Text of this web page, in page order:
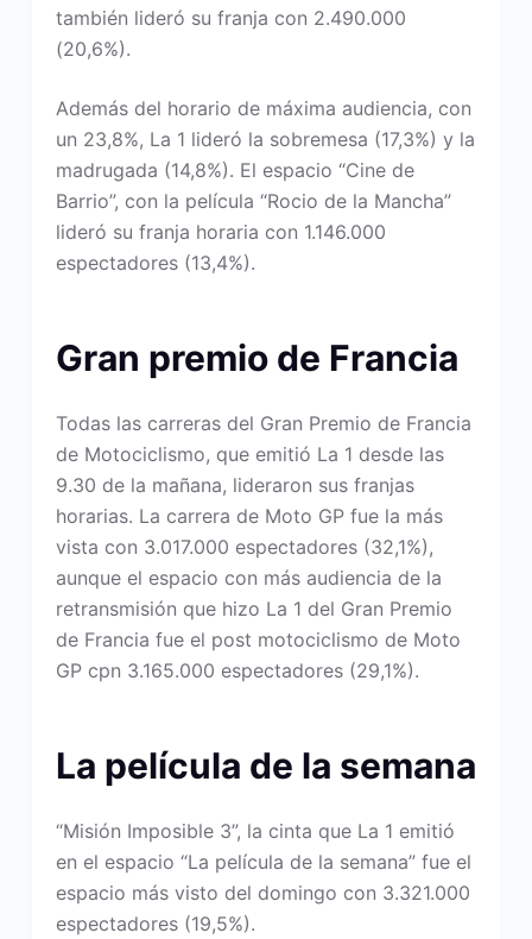
también lideró su franja con 2.490.000
(20,6%).
Además del horario de máxima audiencia, con
un 23,8%, La 1 lideró la sobremesa (17,3%) y la
madrugada (14,8%). El espacio “Cine de
Barrio”, con la película “Rocio de la Mancha”
lideró su franja horaria con 1.146.000
espectadores (13,4%).
Gran premio de Francia
Todas las carreras del Gran Premio de Francia
de Motociclismo, que emitió La 1 desde las
9.30 de la mañana, lideraron sus franjas
horarias. La carrera de Moto GP fue la más
vista con 3.017.000 espectadores (32,1%),
aunque el espacio con más audiencia de la
retransmisión que hizo La 1 del Gran Premio
de Francia fue el post motociclismo de Moto
GP cpn 3.165.000 espectadores (29,1%).
La película de la semana
“Misión Imposible 3”, la cinta que La 1 emitió
en el espacio “La película de la semana” fue el
espacio más visto del domingo con 3.321.000
espectadores (19,5%).